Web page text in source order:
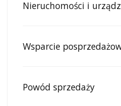
Nieruchomości i
Wsparcie
Powód sprzedaży